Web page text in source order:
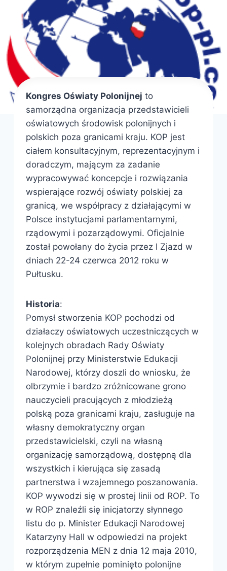
Kongres Oświaty Polonijnej to
samorządna organizacja przedstawicieli
oświatowych środowisk polonijnych i
polskich poza granicami kraju. KOP jest
ciałem konsultacyjnym, reprezentacyjnym i
doradczym, mającym za zadanie
wypracowywać koncepcje i rozwiązania
wspierające rozwój oświaty polskiej za
granicą, we współpracy z działającymi w
Polsce instytucjami parlamentarnymi,
rządowymi i pozarządowymi. Oficjalnie
został powołany do życia przez I Zjazd w
dniach 22-24 czerwca 2012 roku w
Pułtusku.
Historia:
Pomysł stworzenia KOP pochodzi od
działaczy oświatowych uczestniczących w
kolejnych obradach Rady Oświaty
Polonijnej przy Ministerstwie Edukacji
Narodowej, którzy doszli do wniosku, że
olbrzymie i bardzo zróżnicowane grono
nauczycieli pracujących z młodzieżą
polską poza granicami kraju, zasługuje na
własny demokratyczny organ
przedstawicielski, czyli na własną
organizację samorządową, dostępną dla
wszystkich i kierująca się zasadą
partnerstwa i wzajemnego poszanowania.
KOP wywodzi się w prostej linii od ROP. To
w ROP znaleźli się inicjatorzy słynnego
listu do p. Minister Edukacji Narodowej
Katarzyny Hall w odpowiedzi na projekt
rozporządzenia MEN z dnia 12 maja 2010,
w którym zupełnie pominięto polonijne